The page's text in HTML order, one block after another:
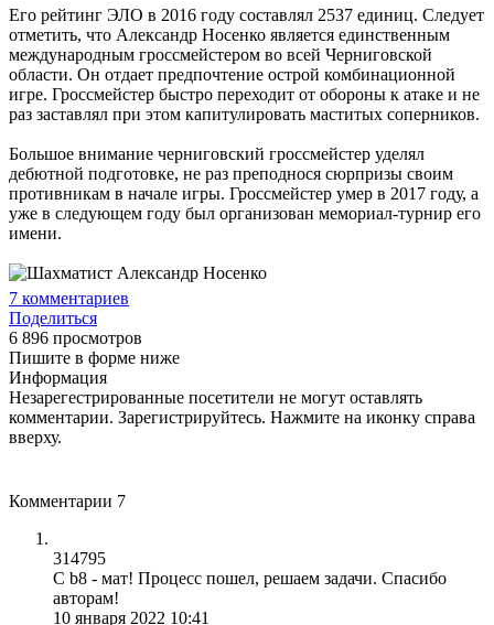
Его рейтинг ЭЛО в 2016 году составлял 2537 единиц. Следует
отметить, что Александр Носенко является единственным
международным гроссмейстером во всей Черниговской
области. Он отдает предпочтение острой комбинационной
игре. Гроссмейстер быстро переходит от обороны к атаке и не
раз заставлял при этом капитулировать маститых соперников.
Большое внимание черниговский гроссмейстер уделял
дебютной подготовке, не раз преподнося сюрпризы своим
противникам в начале игры. Гроссмейстер умер в 2017 году, а
уже в следующем году был организован мемориал-турнир его
имени.
7 комментариев
Поделиться
6 896 просмотров
Пишите в форме ниже
Информация
Незарегестрированные посетители не могут оставлять
комментарии. Зарегистрируйтесь. Нажмите на иконку справа
вверху.
Комментарии 7
314795
С b8 - мат! Процесс пошел, решаем задачи. Спасибо
авторам!
10 января 2022 10:41